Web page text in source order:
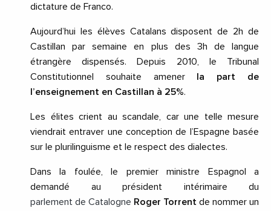
dictature de Franco.
Aujourd’hui les élèves Catalans disposent de 2h de
Castillan par semaine en plus des 3h de langue
étrangère dispensés. Depuis 2010, le Tribunal
Constitutionnel souhaite amener
la part de
l’enseignement en Castillan à 25%.
Les élites crient au scandale, car une telle mesure
viendrait entraver une conception de l’Espagne basée
sur le plurilinguisme et le respect des dialectes.
Dans la foulée, le premier ministre Espagnol a
demandé au président intérimaire du
parlement de Catalogne Roger Torrent de nommer un